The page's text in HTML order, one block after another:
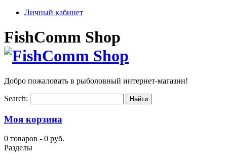
Личный кабинет
FishComm Shop
Добро пожаловать в рыболовный интернет-магазин!
Search:
Моя корзина
0 товаров - 0 руб.
Разделы